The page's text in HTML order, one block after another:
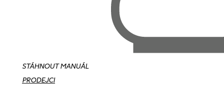
STÁHNOUT MANUÁL
PRODEJCI